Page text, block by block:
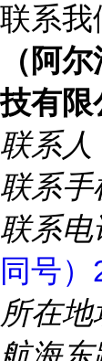
联系我
（阿
技有限
联系人
联系手
联系电
同号
所在地